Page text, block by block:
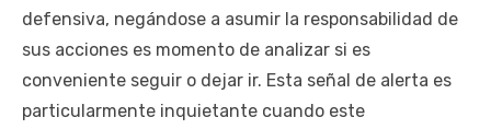
defensiva, negándose a asumir la responsabilidad de
sus acciones es momento de analizar si es
conveniente seguir o dejar ir. Esta señal de alerta es
particularmente inquietante cuando este